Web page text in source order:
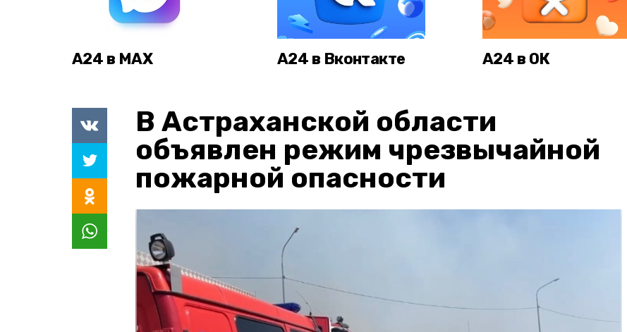
А24 в MAX А24 в Вконтакте А24 в ОК
В Астраханской области
объявлен режим чрезвычайной
пожарной опасности